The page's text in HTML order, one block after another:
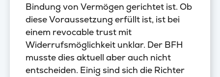
Bindung von Vermögen gerichtet ist. Ob
diese Voraussetzung erfüllt ist, ist bei
einem revocable trust mit
Widerrufsmöglichkeit unklar. Der BFH
musste dies aktuell aber auch nicht
entscheiden. Einig sind sich die Richter